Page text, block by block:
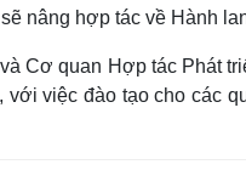
nâng hợp tác về Hành
Cơ quan Hợp tác Phát
việc đào tạo cho các